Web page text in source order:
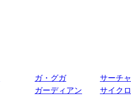
ガ・グガ
サーチ
ガーディアン
サイク